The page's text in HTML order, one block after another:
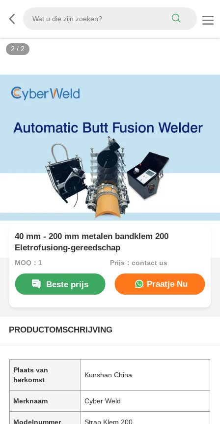
2 / 2
40 mm - 200 mm metalen bandklem 200
Eletrofusiong-gereedschap
MOQ：1 Prijs：contact us
Beste prijs Praatje Nu
PRODUCTOMSCHRIJVING
Plaats van
herkomst
Kunshan China
Merknaam Cyber Weld
Modelnummer Strap Klem 200